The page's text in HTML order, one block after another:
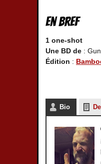
En bref
1 one-shot
Une BD de :
Édition :
Bio